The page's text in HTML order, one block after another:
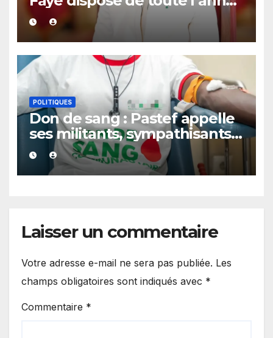
2027 pour organiser les
élections locales dans la
légalité »
POLITIQUES
Don de sang : Pastef appelle
ses militants, sympathisants
et tous les citoyens à se
mobiliser
Laisser un commentaire
Votre adresse e-mail ne sera pas publiée. Les
champs obligatoires sont indiqués avec *
Commentaire *